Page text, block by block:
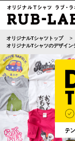
オリジナルTシャツトップ
オリジナルTシャツのデザイン